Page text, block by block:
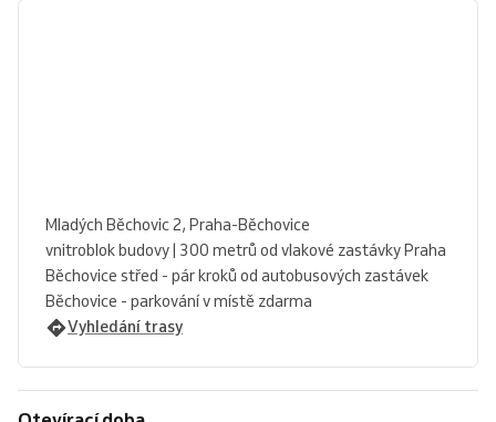
Mladých Běchovic 2, Praha-Běchovice
vnitroblok budovy | 300 metrů od vlakové zastávky Praha
Běchovice střed - pár kroků od autobusových zastávek
Běchovice - parkování v místě zdarma
Vyhledání trasy